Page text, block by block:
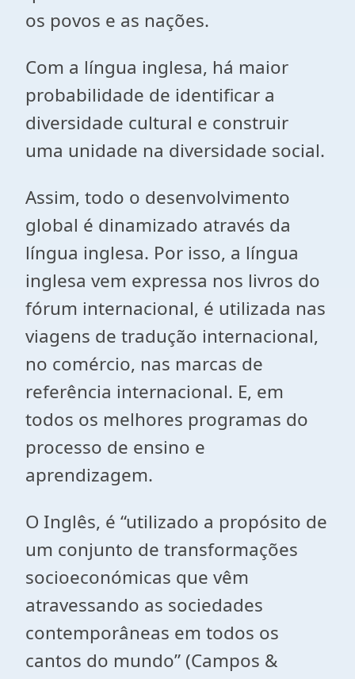
os povos e as nações.
Com a língua inglesa, há maior
probabilidade de identificar a
diversidade cultural e construir
uma unidade na diversidade social.
Assim, todo o desenvolvimento
global é dinamizado através da
língua inglesa. Por isso, a língua
inglesa vem expressa nos livros do
fórum internacional, é utilizada nas
viagens de tradução internacional,
no comércio, nas marcas de
referência internacional. E, em
todos os melhores programas do
processo de ensino e
aprendizagem.
O Inglês, é “utilizado a propósito de
um conjunto de transformações
socioeconómicas que vêm
atravessando as sociedades
contemporâneas em todos os
cantos do mundo” (Campos &